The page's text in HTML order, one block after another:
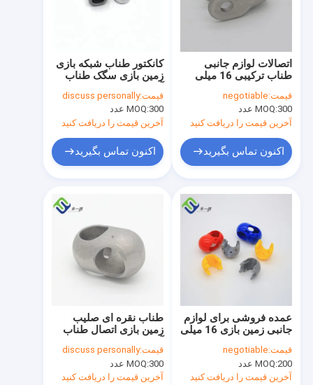
کانکتور طناب شبکه بازی
زمین بازی سگک طناب
متری 6063
قیمت:discuss personally
MOQ:300 عدد
آخرین قیمت را دریافت کنید
اکنون تماس بگیرید
اتصالات لوازم جانبی
طناب ترکیبی 16 میلی
آلومینیومی رنگ شده
طبیعی
قیمت:negotiable
MOQ:300 عدد
آخرین قیمت را دریافت کنید
اکنون تماس بگیرید
طناب نقره ای صلیب
زمین بازی اتصال طناب
قیمت:discuss personally
MOQ:300 عدد
آخرین قیمت را دریافت کنید
عمده فروشی برای لوازم
جانبی زمین بازی 16 میلی
پلاستیکی
قیمت:negotiable
MOQ:200 عدد
آخرین قیمت را دریافت کنید